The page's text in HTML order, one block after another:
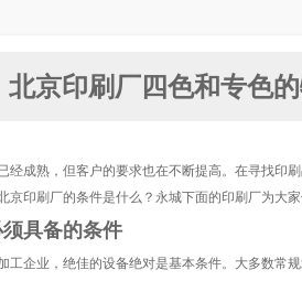
北京印刷厂四色和专色
成熟，但客户的要求也在不断提高。在寻找印
印刷厂的条件是什么？永城下面的印刷厂为大家
具备的条件
企业，绝佳的设备绝对是基本条件。大多数常